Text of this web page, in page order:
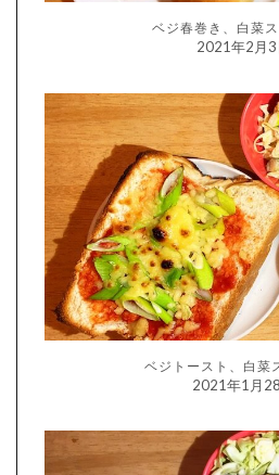
ベジ春巻き、白菜
2021年2月3
ベジトースト、白菜
2021年1月